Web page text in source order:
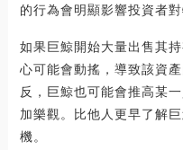
的行為會明顯影響投資者對
如果巨鯨開始大量出售其
心可能會動搖，導致該資
反，巨鯨也可能會推高某
加樂觀。比他人更早了解
機。